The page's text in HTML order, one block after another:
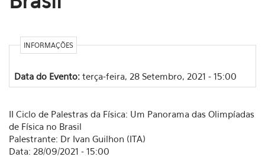
INFORMAÇÕES
Data do Evento: terça-feira, 28 Setembro, 2021 - 15:00
II Ciclo de Palestras da Física: Um Panorama das Olimpíadas
de Física no Brasil
Palestrante: Dr Ivan Guilhon (ITA)
Data: 28/09/2021 - 15:00